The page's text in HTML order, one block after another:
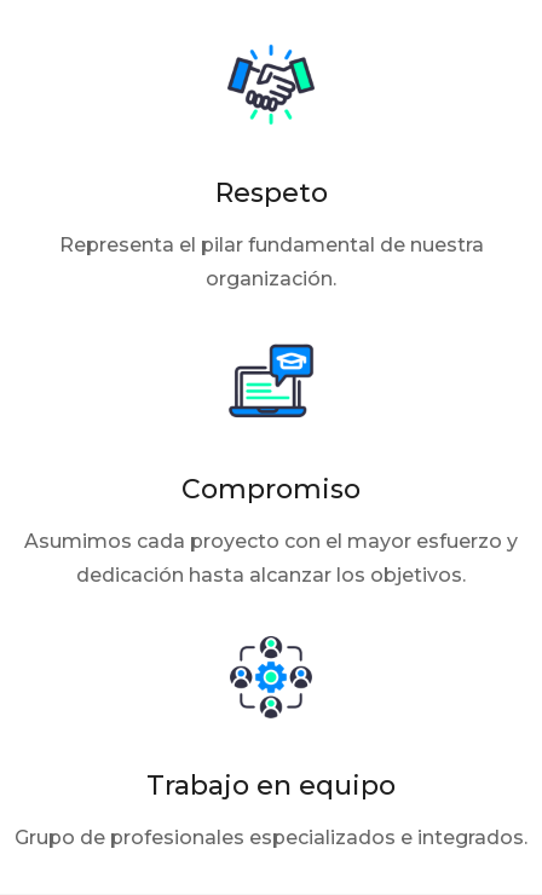
Respeto
Representa el pilar fundamental de nuestra
organización.
Compromiso
Asumimos cada proyecto con el mayor esfuerzo y
dedicación hasta alcanzar los objetivos.
Trabajo en equipo
Grupo de profesionales especializados e integrados.